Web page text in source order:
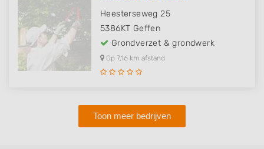
Heesterseweg 25
5386KT Geffen
Grondverzet & grondwerk
Op 7,16 km afstand
Toon meer bedrijven